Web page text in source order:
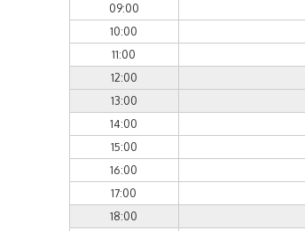
09:00
10:00
11:00
12:00
13:00
14:00
15:00
16:00
17:00
18:00